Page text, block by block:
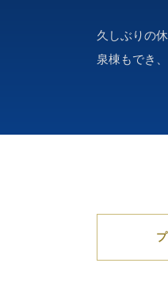
久しぶりの
泉棟もでき